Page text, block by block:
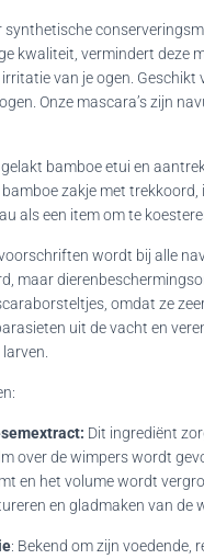
synthetische
kwaliteit, vermindert deze
van je ogen. Geschikt
Onze mascara’s zijn
bamboe etui en
zakje met trekkoord,
als een item om te
wordt bij alle
maar
omdat ze
uit de vacht en
Dit ingrediënt
over de wimpers wordt
en het volume wordt
en gladmaken van de
: Bekend om zijn voedende,